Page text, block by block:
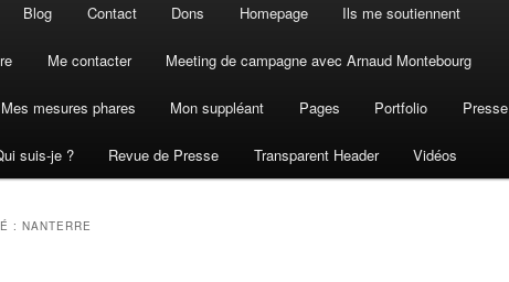
Blog Contact Dons Homepage Ils me soutiennent
Me contacter Meeting de campagne avec Arnaud Montebourg
Mes mesures phares Mon suppléant Pages Portfolio Presse
suis-je ? Revue de Presse Transparent Header Vidéos
: NANTERRE